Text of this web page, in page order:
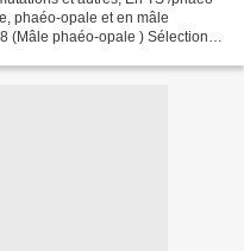
phaéo-opale et en mâle
(Mâle phaéo-opale ) Sélections